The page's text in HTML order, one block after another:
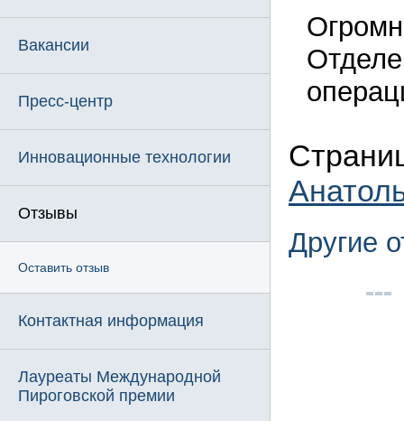
Вакансии
Пресс-центр
Инновационные технологии
Отзывы
Оставить отзыв
Контактная информация
Лауреаты Международной
Пироговской премии
Другие